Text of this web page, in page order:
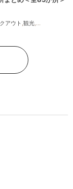
アウト ,観光,アウトドア